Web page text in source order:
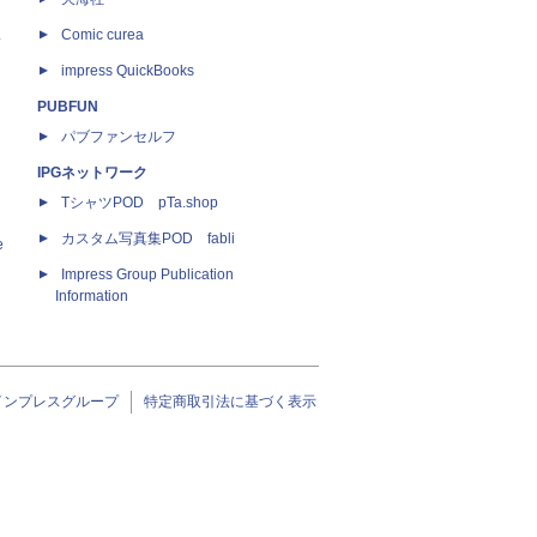
Comic curea
impress QuickBooks
PUBFUN
パブファンセルフ
IPGネットワーク
TシャツPOD pTa.shop
カスタム写真集POD fabli
Impress Group Publication
Information
ンプレスグループ 特定商取引法に基づく表示